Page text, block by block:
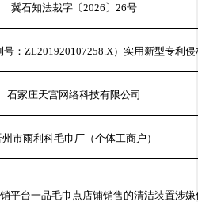
冀石知法裁字〔2026〕26号
号：ZL201920107258.X）实用新型专利
石家庄天宫网络科技有限公司
州市雨利科毛巾厂（个体工商户）
平台一品毛巾点店铺销售的清洁装置涉